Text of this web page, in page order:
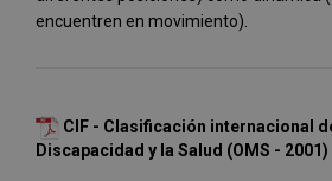
encuentren en movimiento).
CIF - Clasificación internacional
Discapacidad y la Salud (OMS - 2001)